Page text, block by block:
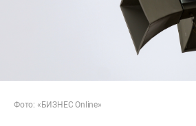
Фото: «БИЗНЕС Online»